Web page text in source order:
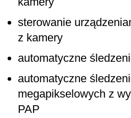
sterowanie
z kamery
automatyczne
automatyczne
megapikselowych z
PAP